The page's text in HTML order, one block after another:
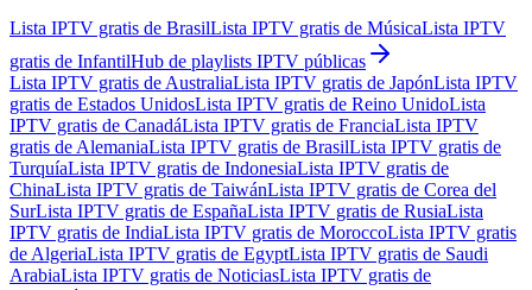
Lista IPTV gratis de BrasilLista IPTV gratis de MúsicaLista IPTV
gratis de InfantilHub de playlists IPTV públicas
Lista IPTV gratis de AustraliaLista IPTV gratis de JapónLista IPTV
gratis de Estados UnidosLista IPTV gratis de Reino UnidoLista
IPTV gratis de CanadáLista IPTV gratis de FranciaLista IPTV
gratis de AlemaniaLista IPTV gratis de BrasilLista IPTV gratis de
TurquíaLista IPTV gratis de IndonesiaLista IPTV gratis de
ChinaLista IPTV gratis de TaiwánLista IPTV gratis de Corea del
SurLista IPTV gratis de EspañaLista IPTV gratis de RusiaLista
IPTV gratis de IndiaLista IPTV gratis de MoroccoLista IPTV gratis
de AlgeriaLista IPTV gratis de EgyptLista IPTV gratis de Saudi
ArabiaLista IPTV gratis de NoticiasLista IPTV gratis de